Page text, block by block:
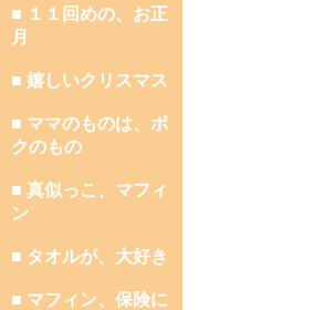
■ １１回めの、お正
月
■ 嬉しいクリスマス
■ ママのものは、ボ
クのもの
■ 真似っこ、マフィ
ン
■ タオルが、大好き
■ マフィン、保険に